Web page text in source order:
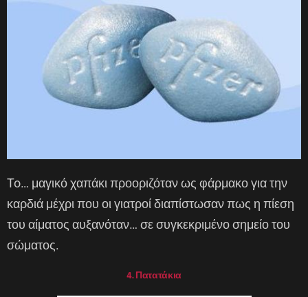
To… μαγικό χαπάκι προοριζόταν ως φάρμακο για την
καρδιά μέχρι που οι γιατροί διαπίστωσαν πως η πίεση
του αίματος αυξανόταν… σε συγκεκριμένο σημείο του
σώματος.
4. Πατατάκια